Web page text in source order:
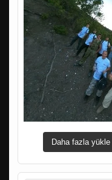
Daha fazla yükle